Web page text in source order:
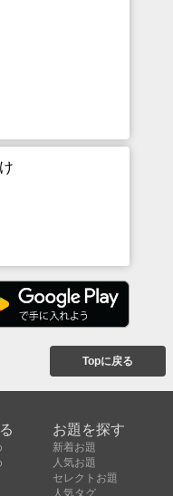
Topに戻る
お題を探す
新着お題
人気お題
セレクトお題
人気タグ